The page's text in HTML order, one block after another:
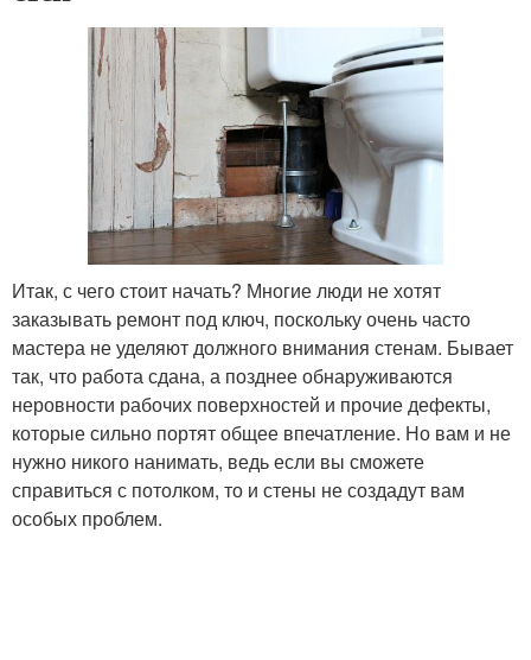
Итак, с чего стоит начать? Многие люди не хотят
заказывать ремонт под ключ, поскольку очень часто
мастера не уделяют должного внимания стенам. Бывает
так, что работа сдана, а позднее обнаруживаются
неровности рабочих поверхностей и прочие дефекты,
которые сильно портят общее впечатление. Но вам и не
нужно никого нанимать, ведь если вы сможете
справиться с потолком, то и стены не создадут вам
особых проблем.